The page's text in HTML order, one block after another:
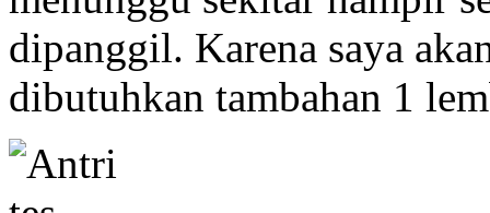
dipanggil. Karena saya
dibutuhkan tambahan 1